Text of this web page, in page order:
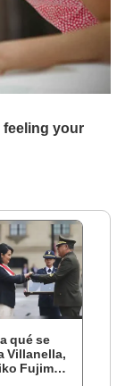
qué se
Villanella,
Fujimori